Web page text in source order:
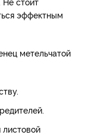
эффектным
метельчатой
листовой